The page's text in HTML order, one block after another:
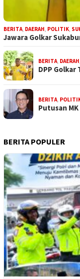
BERITA, DAERAH, POLITIK,
Jawara Golkar
BERITA, DAERAH,
DPP
BERITA,
Putusan
BERITA POPULER